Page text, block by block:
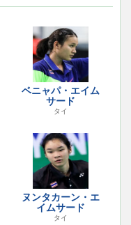
ベニャパ・エイム
サード
タイ
ヌンタカーン・エ
イムサード
タイ